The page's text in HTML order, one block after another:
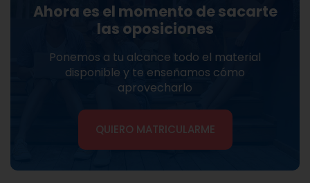
Ahora es el momento de sacarte
las oposiciones
Ponemos a tu alcance todo el material
disponible y te enseñamos cómo
aprovecharlo
QUIERO MATRICULARME